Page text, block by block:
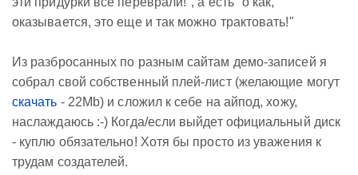
оказывается, это еще и так можно трактовать!"
Из разбросанных по разным сайтам демо-записей я
собрал свой собственный плей-лист (желающие могут
скачать - 22Mb) и сложил к себе на айпод, хожу,
наслаждаюсь :-) Когда/если выйдет официальный диск
- куплю обязательно! Хотя бы просто из уважения к
трудам создателей.